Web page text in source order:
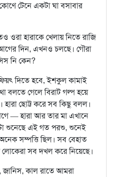
টেনে একটা ঘা বসাবার
ওরা হারাকে খেলায় নিতে রাজি
দিন, এখনও চলছে। গৌরা
নি কেন?
দিতে হবে, ইশকুল কামাই
বলতে গেলে বিরাট গল্প হয়ে
ছোট্ট করে সব কিছু বলল।
— হারা আর তার মা এখানে
শুনেছে এই গত পরশু, শুনেই
সম্পত্তি ছিল। সব বেহাত
সব দখল করে নিয়েছে।
কাল রাতে আমরা